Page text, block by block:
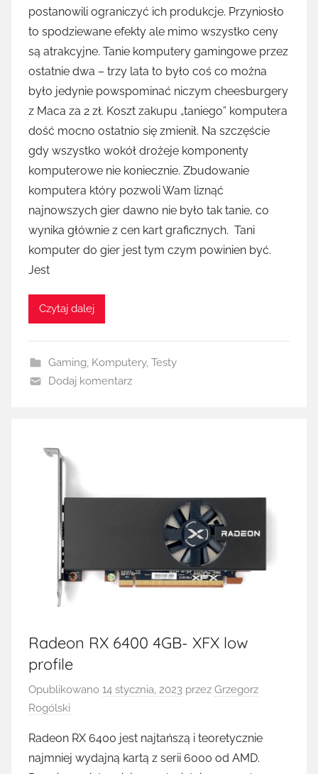
postanowili ograniczyć ich produkcje. Przyniosło
to spodziewane efekty ale mimo wszystko ceny
są atrakcyjne. Tanie komputery gamingowe przez
ostatnie dwa – trzy lata to było coś co można
było jedynie powspominać niczym cheesburgery
z Maca za 2 zł. Koszt zakupu „taniego” komputera
dość mocno ostatnio się zmienił. Na szczęście
gdy wszystko wokół drożeje komponenty
komputerowe nie koniecznie. Zbudowanie
komputera który pozwoli Wam liznąć
najnowszych gier dawno nie było tak tanie, co
wynika głównie z cen kart graficznych. Tani
komputer do gier jest tym czym powinien być.
Jest
Czytaj dalej
Gaming, Komputery, Testy
Dodaj komentarz
Radeon RX 6400 4GB- XFX low
profile
Opublikowano 14 stycznia, 2023 przez Grzegorz
Rogólski
Radeon RX 6400 jest najtańszą i teoretycznie
najmniej wydajną kartą z serii 6000 od AMD.